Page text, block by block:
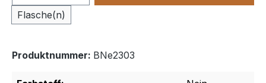
Flasche(n)
Produktnummer: BNe2303